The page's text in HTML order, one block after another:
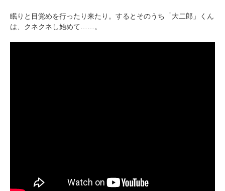
眠りと目覚めを行ったり来たり。するとそのうち「大二郎」くん
は、クネクネし始めて……。